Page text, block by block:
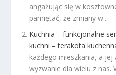
angażując się w
pamiętać, że zmiany w...
Kuchnia – funkcjonalne
kuchni – terakota
każdego mieszkania, a
wyzwanie dla wielu z nas.